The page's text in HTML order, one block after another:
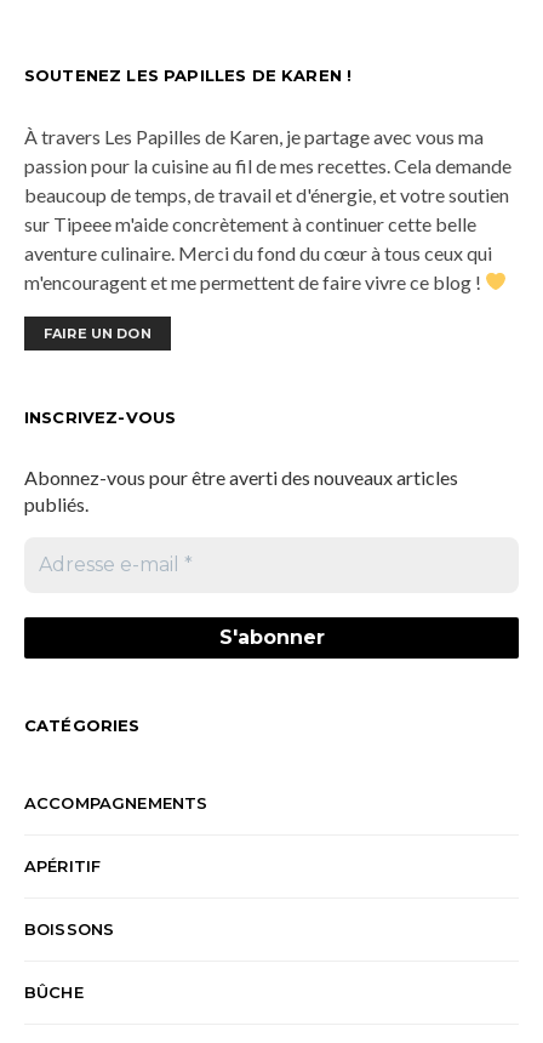
SOUTENEZ LES PAPILLES DE KAREN !
À travers Les Papilles de Karen, je partage avec vous ma
passion pour la cuisine au fil de mes recettes. Cela demande
beaucoup de temps, de travail et d'énergie, et votre soutien
sur Tipeee m'aide concrètement à continuer cette belle
aventure culinaire. Merci du fond du cœur à tous ceux qui
m'encouragent et me permettent de faire vivre ce blog !
FAIRE UN DON
INSCRIVEZ-VOUS
Abonnez-vous pour être averti des nouveaux articles
publiés.
CATÉGORIES
ACCOMPAGNEMENTS
APÉRITIF
BOISSONS
BÛCHE